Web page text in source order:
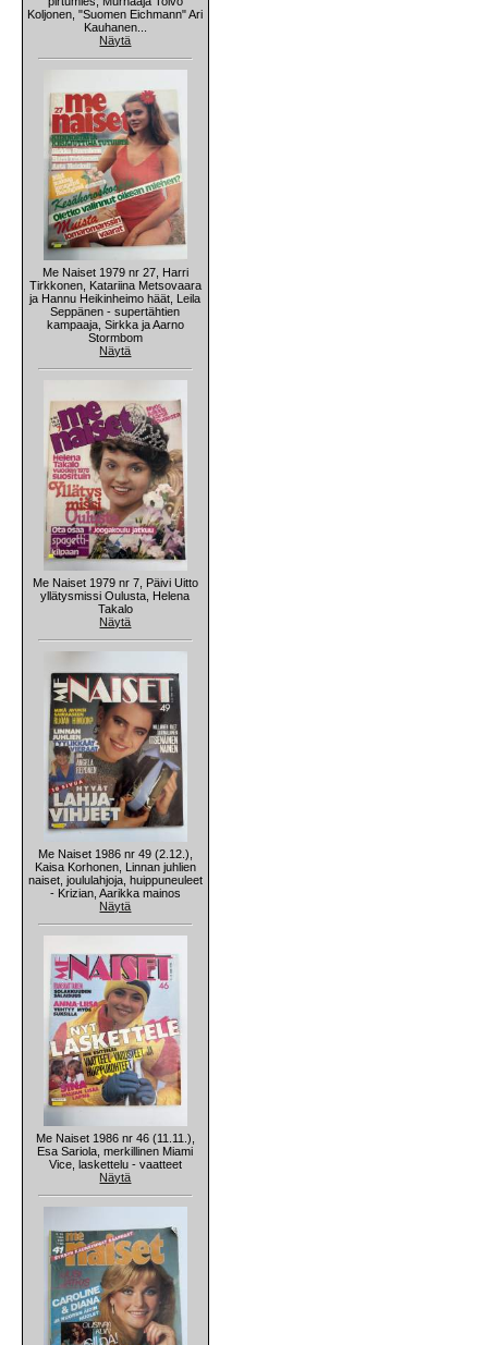
Koljonen, "Suomen Eichmann" Ari
Kauhanen...
Näytä
Me Naiset 1979 nr 27, Harri
Tirkkonen, Katariina Metsovaara
ja Hannu Heikinheimo häät, Leila
Seppänen - supertähtien
kampaaja, Sirkka ja Aarno
Stormbom
Näytä
Me Naiset 1979 nr 7, Päivi Uitto
yllätysmissi Oulusta, Helena
Takalo
Näytä
Me Naiset 1986 nr 49 (2.12.),
Kaisa Korhonen, Linnan juhlien
naiset, joululahjoja, huippuneuleet
- Krizian, Aarikka mainos
Näytä
Me Naiset 1986 nr 46 (11.11.),
Esa Sariola, merkillinen Miami
Vice, laskettelu - vaatteet
Näytä